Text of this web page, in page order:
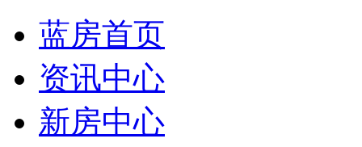
蓝房首页
资讯中心
新房中心